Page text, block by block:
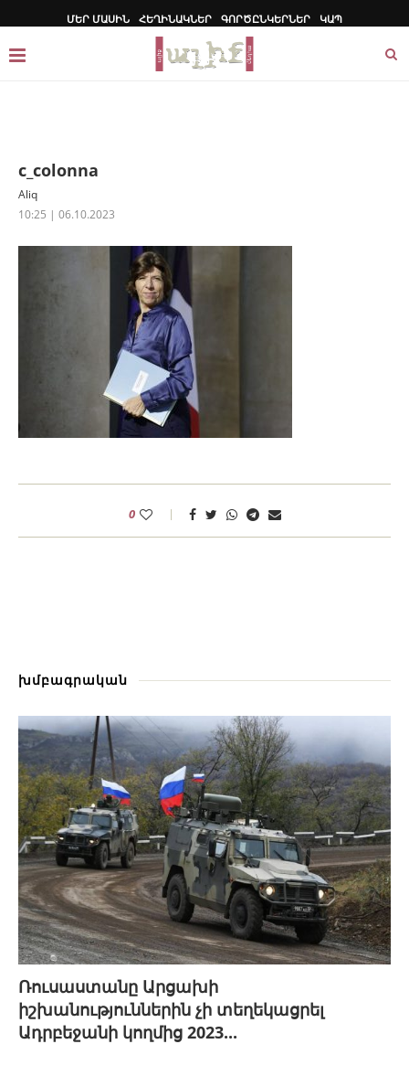
ՄԵՐ ՄԱՍԻՆ ՀԵՂԻՆԱԿՆԵՐ ԳՈՐԾԸՆԿԵՐՆԵՐ ԿԱՊ
c_colonna
Aliq
10:25 | 06.10.2023
0
խմբագրական
Ռուսաստանը Արցախի
իշխանություններին չի տեղեկացրել
Ադրբեջանի կողմից 2023...